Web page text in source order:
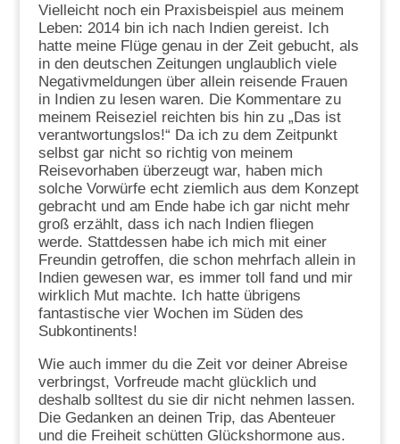
Vielleicht noch ein Praxisbeispiel aus meinem
Leben: 2014 bin ich nach Indien gereist. Ich
hatte meine Flüge genau in der Zeit gebucht, als
in den deutschen Zeitungen unglaublich viele
Negativmeldungen über allein reisende Frauen
in Indien zu lesen waren. Die Kommentare zu
meinem Reiseziel reichten bis hin zu „Das ist
verantwortungslos!“ Da ich zu dem Zeitpunkt
selbst gar nicht so richtig von meinem
Reisevorhaben überzeugt war, haben mich
solche Vorwürfe echt ziemlich aus dem Konzept
gebracht und am Ende habe ich gar nicht mehr
groß erzählt, dass ich nach Indien fliegen
werde. Stattdessen habe ich mich mit einer
Freundin getroffen, die schon mehrfach allein in
Indien gewesen war, es immer toll fand und mir
wirklich Mut machte. Ich hatte übrigens
fantastische vier Wochen im Süden des
Subkontinents!
Wie auch immer du die Zeit vor deiner Abreise
verbringst, Vorfreude macht glücklich und
deshalb solltest du sie dir nicht nehmen lassen.
Die Gedanken an deinen Trip, das Abenteuer
und die Freiheit schütten Glückshormone aus.